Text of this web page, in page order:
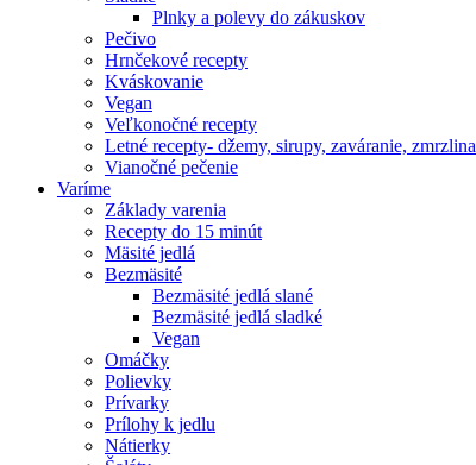
Plnky a polevy do zákuskov
Pečivo
Hrnčekové recepty
Kváskovanie
Vegan
Veľkonočné recepty
Letné recepty- džemy, sirupy, zaváranie, zmrzlina
Vianočné pečenie
Varíme
Základy varenia
Recepty do 15 minút
Mäsité jedlá
Bezmäsité
Bezmäsité jedlá slané
Bezmäsité jedlá sladké
Vegan
Omáčky
Polievky
Prívarky
Prílohy k jedlu
Nátierky